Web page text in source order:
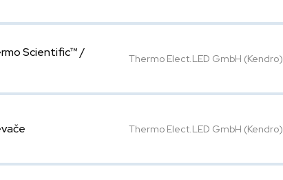
Scientific™ /
Thermo Elect.LED GmbH (Kendro)
Thermo Elect.LED GmbH (Kendro)